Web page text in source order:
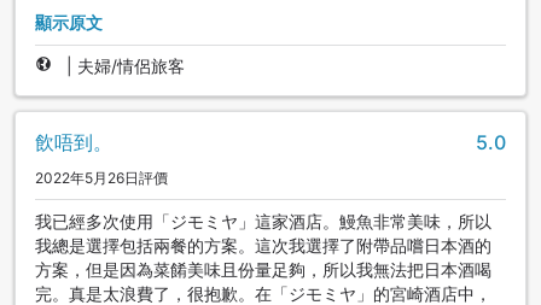
顯示原文
夫婦/情侶旅客
飲唔到。 5.0
2022年5月26日評價
我已經多次使用「ジモミヤ」這家酒店。鰻魚非常美味，所以
我總是選擇包括兩餐的方案。這次我選擇了附帶品嚐日本酒的
方案，但是因為菜餚美味且份量足夠，所以我無法把日本酒喝
完。真是太浪費了，很抱歉。在「ジモミヤ」的宮崎酒店中，